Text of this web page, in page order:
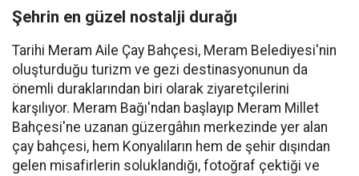
Şehrin en güzel nostalji durağı
Tarihi Meram Aile Çay Bahçesi, Meram Belediyesi'nin
oluşturduğu turizm ve gezi destinasyonunun da
önemli duraklarından biri olarak ziyaretçilerini
karşılıyor. Meram Bağı'ndan başlayıp Meram Millet
Bahçesi'ne uzanan güzergâhın merkezinde yer alan
çay bahçesi, hem Konyalıların hem de şehir dışından
gelen misafirlerin soluklandığı, fotoğraf çektiği ve